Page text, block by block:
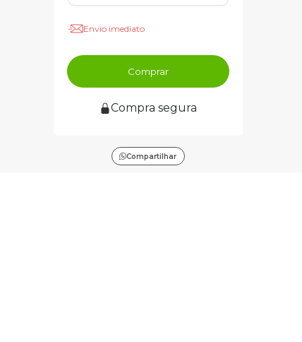
Envio imediato
Comprar
Compra segura
Compartilhar